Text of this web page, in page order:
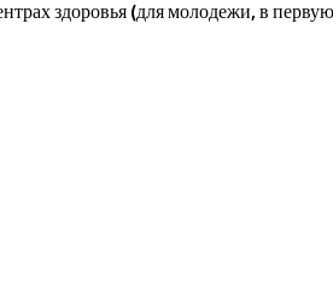
здоровья (для молодежи, в